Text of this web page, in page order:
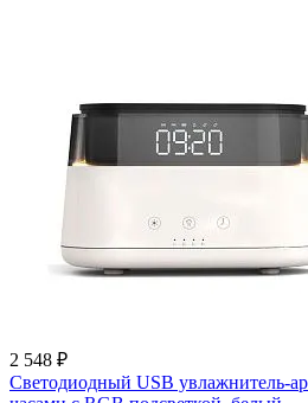
2 548 ₽
Светодиодный USB увлажнитель-